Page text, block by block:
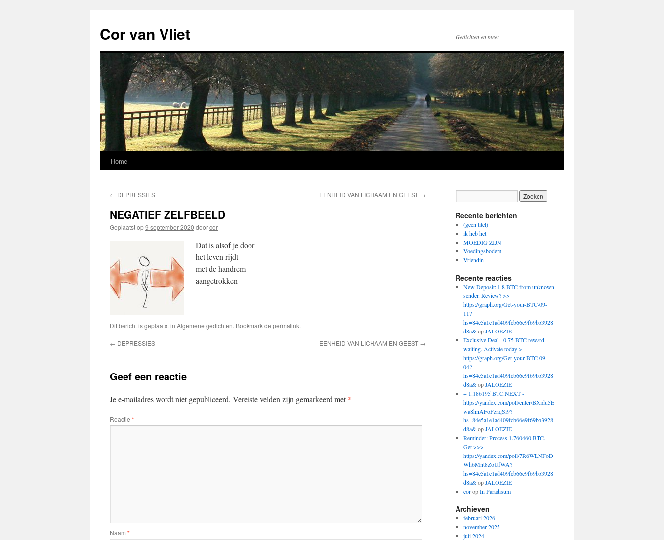
de
inhoud
Cor van Vliet Gedichten en meer
Home
← DEPRESSIES EENHEID VAN LICHAAM EN GEEST →
NEGATIEF ZELFBEELD
Geplaatst op9 september 2020 doorcor
Dat is alsof je door
het leven rijdt
met de handrem
aangetrokken
Dit bericht is geplaatst in Algemene gedichten. Bookmark de permalink.
← DEPRESSIES EENHEID VAN LICHAAM EN GEEST →
Geef een reactie
Je e-mailadres wordt niet gepubliceerd. Vereiste velden zijn gemarkeerd met*
Reactie *
Naam *
Recente berichten
(geen titel)
ik heb het
MOEDIG ZIJN
Voedingsbodem
Vriendin
Recente reacties
New Deposit: 1.8 BTC from unknown
sender. Review? >>
https://graph.org/Get-your-BTC-09-
11?
hs=84e5a1e1ad409fcb66e9f69bb3928
d8a&opJALOEZIE
Exclusive Deal - 0.75 BTC reward
waiting. Activate today >
https://graph.org/Get-your-BTC-09-
04?
hs=84e5a1e1ad409fcb66e9f69bb3928
d8a&opJALOEZIE
+ 1.186195 BTC.NEXT -
https://yandex.com/poll/enter/BXidu5E
wa8hnAFoFznqSi9?
hs=84e5a1e1ad409fcb66e9f69bb3928
d8a&opJALOEZIE
Reminder: Process 1.760460 BTC.
Get >>>
https://yandex.com/poll/7R6WLNFoD
Wh6Mnt8ZoUfWA?
hs=84e5a1e1ad409fcb66e9f69bb3928
d8a&opJALOEZIE
coropIn Paradisum
Archieven
februari 2026
november 2025
juli 2024